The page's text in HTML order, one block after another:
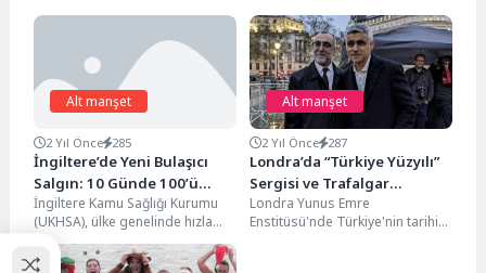
Alt manşet
2 Yıl Önce 285
İngiltere’de Yeni Bulaşıcı
Salgın: 10 Günde 100’ü
Aşkın Vaka
İngiltere Kamu Sağlığı Kurumu
(UKHSA), ülke genelinde hızla
yayılan koli basili salgınını
duyurdu. 10 gün...
Alt manşet
2 Yıl Önce 287
Londra’da “Türkiye Yüzyılı”
Sergisi ve Trafalgar
Meydanı’nda İftar
Londra Yunus Emre
Enstitüsü'nde Türkiye'nin tarihini